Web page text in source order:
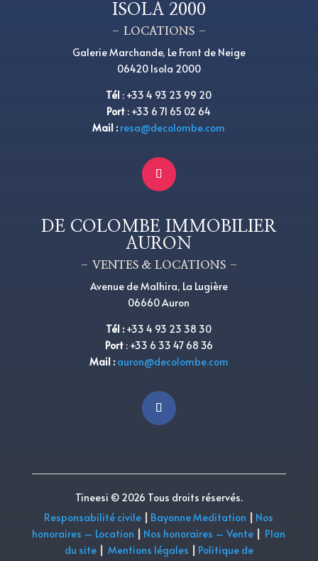
ISOLA 2000
– LOCATIONS –
Galerie Marchande, Le Front de Neige
06420 Isola 2000
Tél : +33 4 93 23 99 20
Port : +33 6 71 65 02 64
Mail : resa@decolombe.com
DE COLOMBE IMMOBILIER
AURON
– VENTES & LOCATIONS –
Avenue de Malhira, La Lugière
06660 Auron
Tél : +33 4 93 23 38 30
Port:+33 6 33 47 68 36
Mail : auron@decolombe.com
Tineesi © 2026 Tous droits réservés.
Responsabilité civile | Bayonne Meditation | Nos
honoraires – Location | Nos honoraires – Vente | Plan
du site | Mentions légales | Politique de